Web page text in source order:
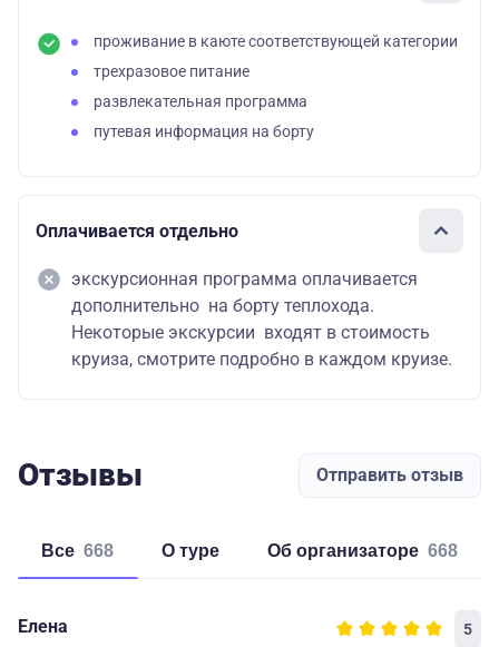
проживание в каюте соответствующей категории
трехразовое питание
развлекательная программа
путевая информация на борту
Оплачивается отдельно
экскурсионная программа оплачивается
дополнительно на борту теплохода.
Некоторые экскурсии входят в стоимость
круиза, смотрите подробно в каждом круизе.
Отзывы Отправить отзыв
Все 668 о туре об организаторе 668
Елена 5